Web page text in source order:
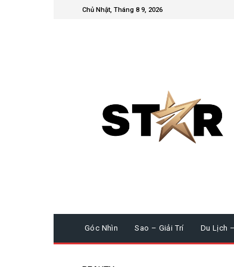
Chủ Nhật, Tháng 8 9, 2026
Góc Nhìn Sao – Giải Trí Du Lịch